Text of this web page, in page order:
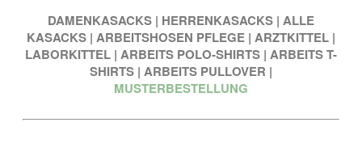
DAMENKASACKS | HERRENKASACKS | ALLE
KASACKS | ARBEITSHOSEN PFLEGE | ARZTKITTEL |
LABORKITTEL | ARBEITS POLO-SHIRTS | ARBEITS T-
SHIRTS | ARBEITS PULLOVER |
MUSTERBESTELLUNG